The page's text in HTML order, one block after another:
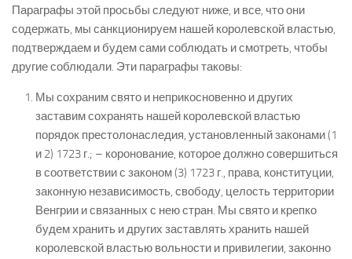
Параграфы этой просьбы следуют ниже, и все, что они
содержать, мы санкционируем нашей королевской властью,
подтверждаем и будем сами соблюдать и смотреть, чтобы
другие соблюдали. Эти параграфы таковы:
Мы сохраним свято и неприкосновенно и других
заставим сохранять нашей королевской властью
порядок престолонаследия, установленный законами (1
и 2) 1723 г.; – коронование, которое должно совершиться
в соответствии с законом (3) 1723 г., права, конституции,
законную независимость, свободу, целость территории
Венгрии и связанных с нею стран. Мы свято и крепко
будем хранить и других заставлять хранить нашей
королевской властью вольности и привилегии, законно